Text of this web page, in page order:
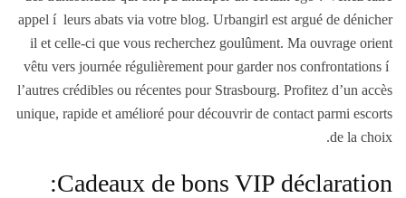
appel í leurs abats via votre blog. Urbangirl est argué de dénicher
il et celle-ci que vous recherchez goulûment. Ma ouvrage orient
vêtu vers journée régulièrement pour garder nos confrontations í
l’autres crédibles ou récentes pour Strasbourg. Profitez d’un accès
unique, rapide et amélioré pour découvrir de contact parmi escorts
de la choix.
Cadeaux de bons VIP déclaration: